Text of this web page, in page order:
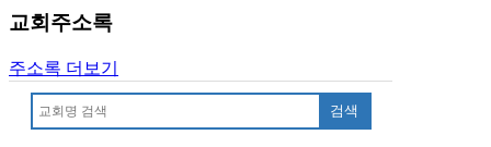
코
아
교회주소록
주소록 더보기
검색